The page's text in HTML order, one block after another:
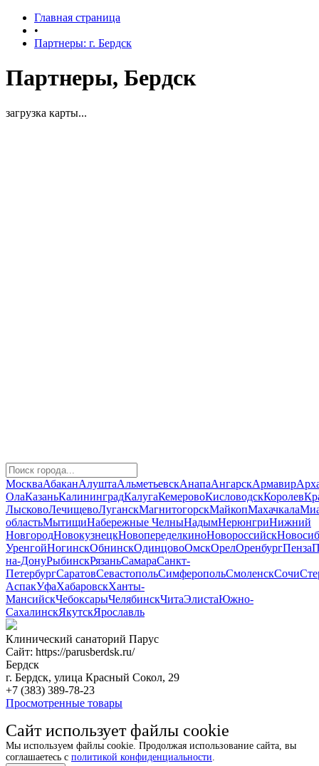
Главная страница
•
Партнеры: г. Бердск
Партнеры, Бердск
загрузка карты...
МоскваАбаканАлуштаАльметьевскАнапаАнгарскАрмавир
ОлаКазаньКалининградКалугаКемеровоКисловодскКоролев
ЛысковоЛечищевоЛуганскМагнитогорскМайкопМахачкала
областьМытищиНабережные ЧелныНадымНерюнгриНижний
НовгородНовокузнецкНовопеределкиноНовороссийск
УренгойНогинскОбнинскОдинцовоОмскОрелОренбургПенза
на-ДонуРыбинскРязаньСамараСанкт-
ПетербургСаратовСевастопольСимферопольСмоленскСочи
АспакУфаХабаровскХанты-
МансийскЧебоксарыЧелябинскЧитаЭлистаЮжно-
СахалинскЯкутскЯрославль
Клинический санаторий Парус
Сайт: https://parusberdsk.ru/
Бердск
г. Бердск, улица Красный Сокол, 29
+7 (383) 389-78-23
Просмотренные товары
Сайт использует файлы cookie
Мы используем файлы cookie. Продолжая использование сайта, вы
соглашаетесь с политикой конфиденциальности